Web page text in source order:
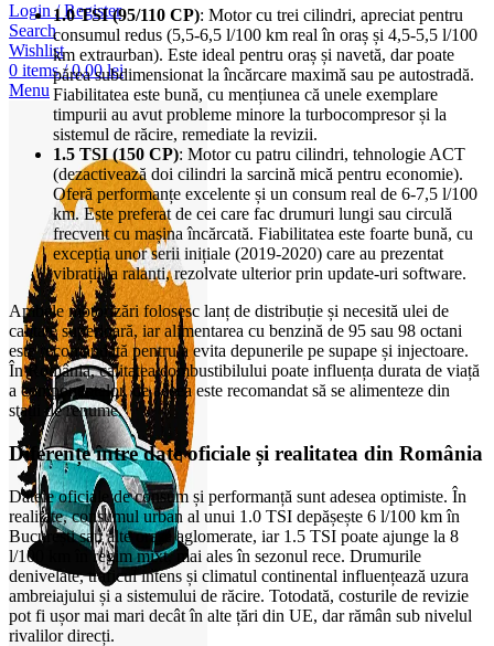
Login / Register
Search
Wishlist
0 items / 0,00lei
Menu
1.0 TSI (95/110 CP): Motor cu trei cilindri, apreciat pentru
consumul redus (5,5-6,5 l/100 km real în oraș și 4,5-5,5 l/100
km extraurban). Este ideal pentru oraș și navetă, dar poate
părea subdimensionat la încărcare maximă sau pe autostradă.
Fiabilitatea este bună, cu mențiunea că unele exemplare
timpurii au avut probleme minore la turbocompresor și la
sistemul de răcire, remediate la revizii.
1.5 TSI (150 CP): Motor cu patru cilindri, tehnologie ACT
(dezactivează doi cilindri la sarcină mică pentru economie).
Oferă performanțe excelente și un consum real de 6-7,5 l/100
km. Este preferat de cei care fac drumuri lungi sau circulă
frecvent cu mașina încărcată. Fiabilitatea este foarte bună, cu
excepția unor serii inițiale (2019-2020) care au prezentat
vibrații la ralanti, rezolvate ulterior prin update-uri software.
Ambele motorizări folosesc lanț de distribuție și necesită ulei de
calitate superioară, iar alimentarea cu benzină de 95 sau 98 octani
este recomandată pentru a evita depunerile pe supape și injectoare.
În România, calitatea combustibilului poate influența durata de viață
a componentelor, de aceea este recomandat să se alimenteze din
stații de renume.
Diferențe între date oficiale și realitatea din România
Datele oficiale de consum și performanță sunt adesea optimiste. În
realitate, consumul urban al unui 1.0 TSI depășește 6 l/100 km în
București sau alte orașe aglomerate, iar 1.5 TSI poate ajunge la 8
l/100 km în regim mixt, mai ales în sezonul rece. Drumurile
denivelate, traficul intens și climatul continental influențează uzura
ambreiajului și a sistemului de răcire. Totodată, costurile de revizie
pot fi ușor mai mari decât în alte țări din UE, dar rămân sub nivelul
rivalilor direcți.